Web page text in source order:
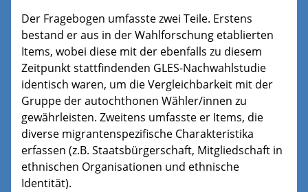
Der Fragebogen umfasste zwei Teile. Erstens
bestand er aus in der Wahlforschung etablierten
Items, wobei diese mit der ebenfalls zu diesem
Zeitpunkt stattfindenden GLES-Nachwahlstudie
identisch waren, um die Vergleichbarkeit mit der
Gruppe der autochthonen Wähler/innen zu
gewährleisten. Zweitens umfasste er Items, die
diverse migrantenspezifische Charakteristika
erfassen (z.B. Staatsbürgerschaft, Mitgliedschaft in
ethnischen Organisationen und ethnische
Identität).